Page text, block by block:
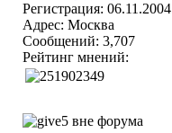
Регистрация: 06.11.2004
Адрес: Москва
Сообщений: 3,707
Рейтинг мнений: